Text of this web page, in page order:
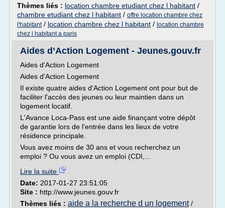
Thèmes liés : location chambre etudiant chez l habitant /
chambre etudiant chez l habitant / offre location chambre chez
l'habitant/ location chambre chez l habitant / location chambre
chez l habitant a paris
Aides d’Action Logement - Jeunes.gouv.fr
Aides d'Action Logement
Aides d'Action Logement
Il existe quatre aides d'Action Logement ont pour but de
faciliter l'accès des jeunes ou leur maintien dans un
logement locatif.
L'Avance Loca-Pass est une aide finançant votre dépôt
de garantie lors de l'entrée dans les lieux de votre
résidence principale.
Vous avez moins de 30 ans et vous recherchez un
emploi ? Ou vous avez un emploi (CDI,...
Lire la suite
Date: 2017-01-27 23:51:05
Site : http://www.jeunes.gouv.fr
Thèmes liés : aide a la recherche d un logement/